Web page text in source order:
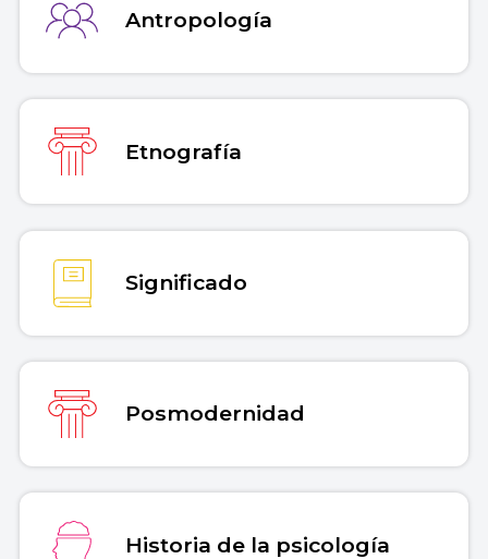
Antropología
Etnografía
Significado
Posmodernidad
Historia de la psicología